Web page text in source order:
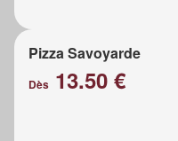
Pizza Savoyarde
Dès 13.50 €